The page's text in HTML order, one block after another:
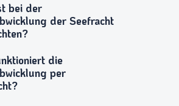
bei der
der Seefracht
die
per